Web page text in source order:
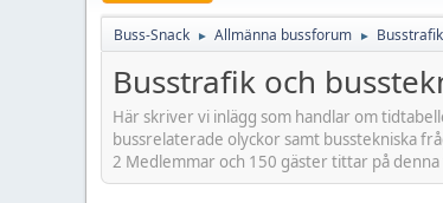
Buss-Snack ► Allmänna bussforum ►
Busstrafik och
Här skriver vi inlägg som handlar om
bussrelaterade olyckor samt busstekniska
2 Medlemmar och 150 gäster tittar på denna